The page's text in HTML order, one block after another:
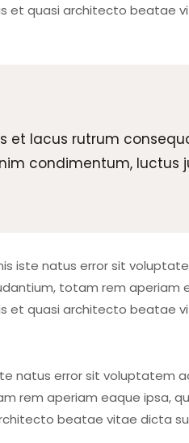
et quasi architecto beatae
et lacus rutrum
condimentum, luctus
iste natus error sit
totam rem aperiam
et quasi architecto beatae
natus error sit voluptatem
rem aperiam eaque ipsa,
beatae vitae dicta